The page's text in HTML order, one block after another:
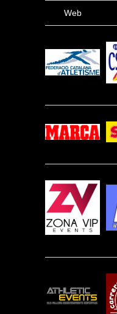
Web